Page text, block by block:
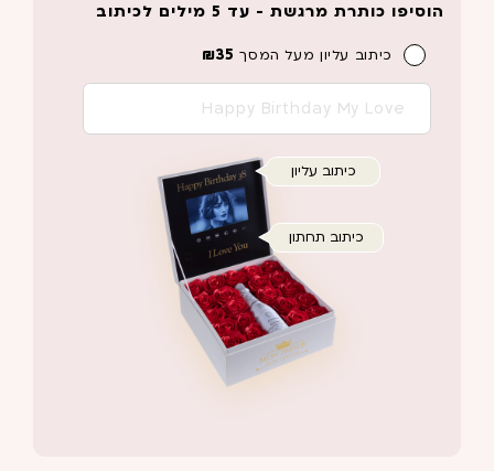
כיתוב עליון
כיתוב תחתון
הוסיפו כותרת מרגשת - עד 5 מילים לכיתוב
כיתוב עליון מעל המסך ₪35